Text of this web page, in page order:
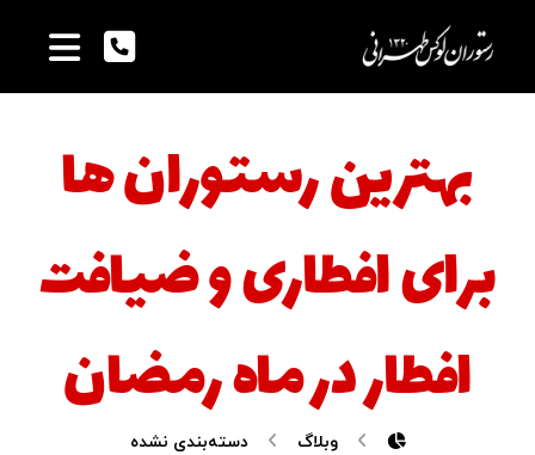
بهترین رستوران ها
برای افطاری و ضیافت
افطار در ماه رمضان
وبلاگ دسته‌بندی نشده